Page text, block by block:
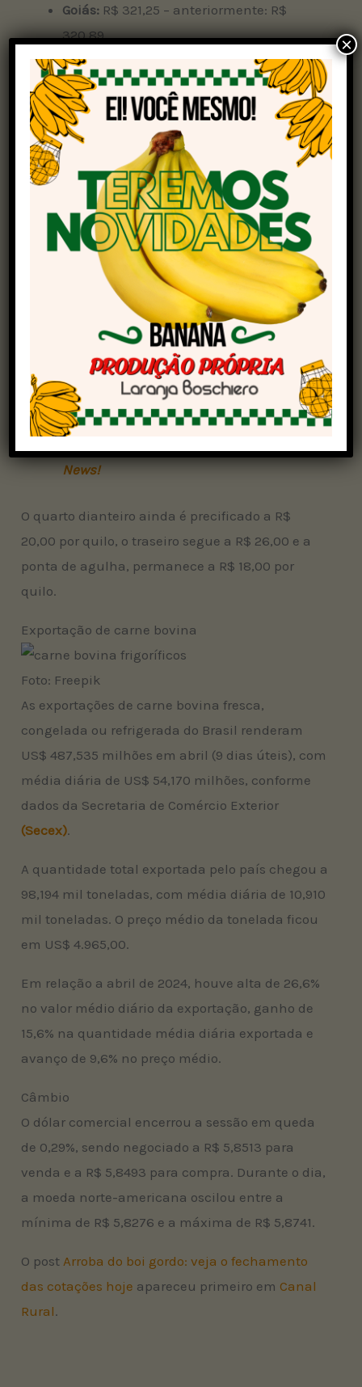
Goiás: R$ 321,25 – anteriormente: R$
320,89
Minas Gerais:
R$ 320,29 – no dia 11: R$
320,88
Mato Grosso do Sul: R$ 322,61 – na sexta:
R$ 322,39
Mato Grosso:R$ 330,61 – anteriormente:
R$ 330
Mercado atacadista
O mercado atacadista abriu a semana com
preços firmes para a carne bovina, e ainda em
perspectiva de alta no curto prazo, em linha
com o grande potencial de consumo antecipado
para a primeira quinzena do mês.
Veja em primeira mão tudo sobre
agricultura, pecuária, economia e previsão
News!
O quarto dianteiro ainda é precificado a R$
20,00 por quilo, o traseiro segue a R$ 26,00 e a
ponta de agulha, permanece a R$ 18,00 por
quilo.
Exportação de carne bovina
Foto: Freepik
As exportações de carne bovina fresca,
congelada ou refrigerada do Brasil renderam
US$ 487,535 milhões em abril (9 dias úteis), com
média diária de US$ 54,170 milhões, conforme
dados da Secretaria de Comércio Exterior
(Secex).
A quantidade total exportada pelo país chegou a
98,194 mil toneladas, com média diária de 10,910
mil toneladas. O preço médio da tonelada ficou
em US$ 4.965,00.
Em relação a abril de 2024, houve alta de 26,6%
no valor médio diário da exportação, ganho de
15,6% na quantidade média diária exportada e
avanço de 9,6% no preço médio.
Câmbio
O dólar comercial encerrou a sessão em queda
de 0,29%, sendo negociado a R$ 5,8513 para
venda e a R$ 5,8493 para compra. Durante o dia,
a moeda norte-americana oscilou entre a
mínima de R$ 5,8276 e a máxima de R$ 5,8741.
O post Arroba do boi gordo: veja o fechamento
das cotações hoje apareceu primeiro em Canal
Rural.
×